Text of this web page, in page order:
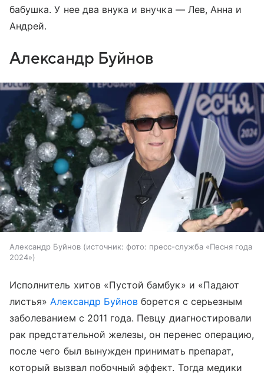
бабушка. У нее два внука и внучка — Лев, Анна и
Андрей.
Александр Буйнов
Александр Буйнов источник: фото: пресс-служба «Песня года
2024»
Исполнитель хитов «Пустой бамбук» и «Падают
листья» Александр Буйнов борется с серьезным
заболеванием с 2011 года. Певцу диагностировали
рак предстательной железы, он перенес операцию,
после чего был вынужден принимать препарат,
который вызвал побочный эффект. Тогда медики